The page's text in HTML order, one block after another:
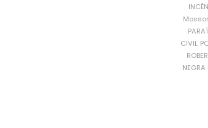
CIVIL
NEGRA